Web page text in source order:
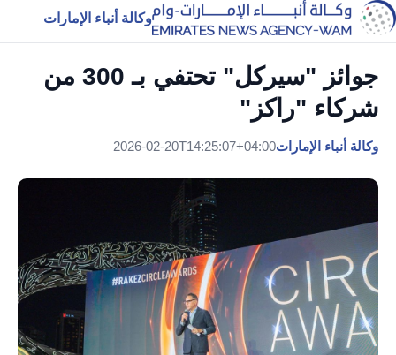
وكالة أنباء الإمارات
جوائز "سيركل" تحتفي بـ 300 من
شركاء "راكز"
وكالة أنباء الإمارات2026-02-20T14:25:07+04:00